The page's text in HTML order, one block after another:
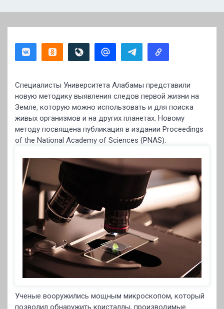
Специалисты Университета Алабамы представили
новую методику выявления следов первой жизни на
Земле, которую можно использовать и для поиска
живых организмов и на других планетах. Новому
методу посвящена публикация в издании Proceedings
of the National Academy of Sciences (PNAS).
Ученые вооружились мощным микроскопом, который
позволил обнаружить кристаллы, производимые